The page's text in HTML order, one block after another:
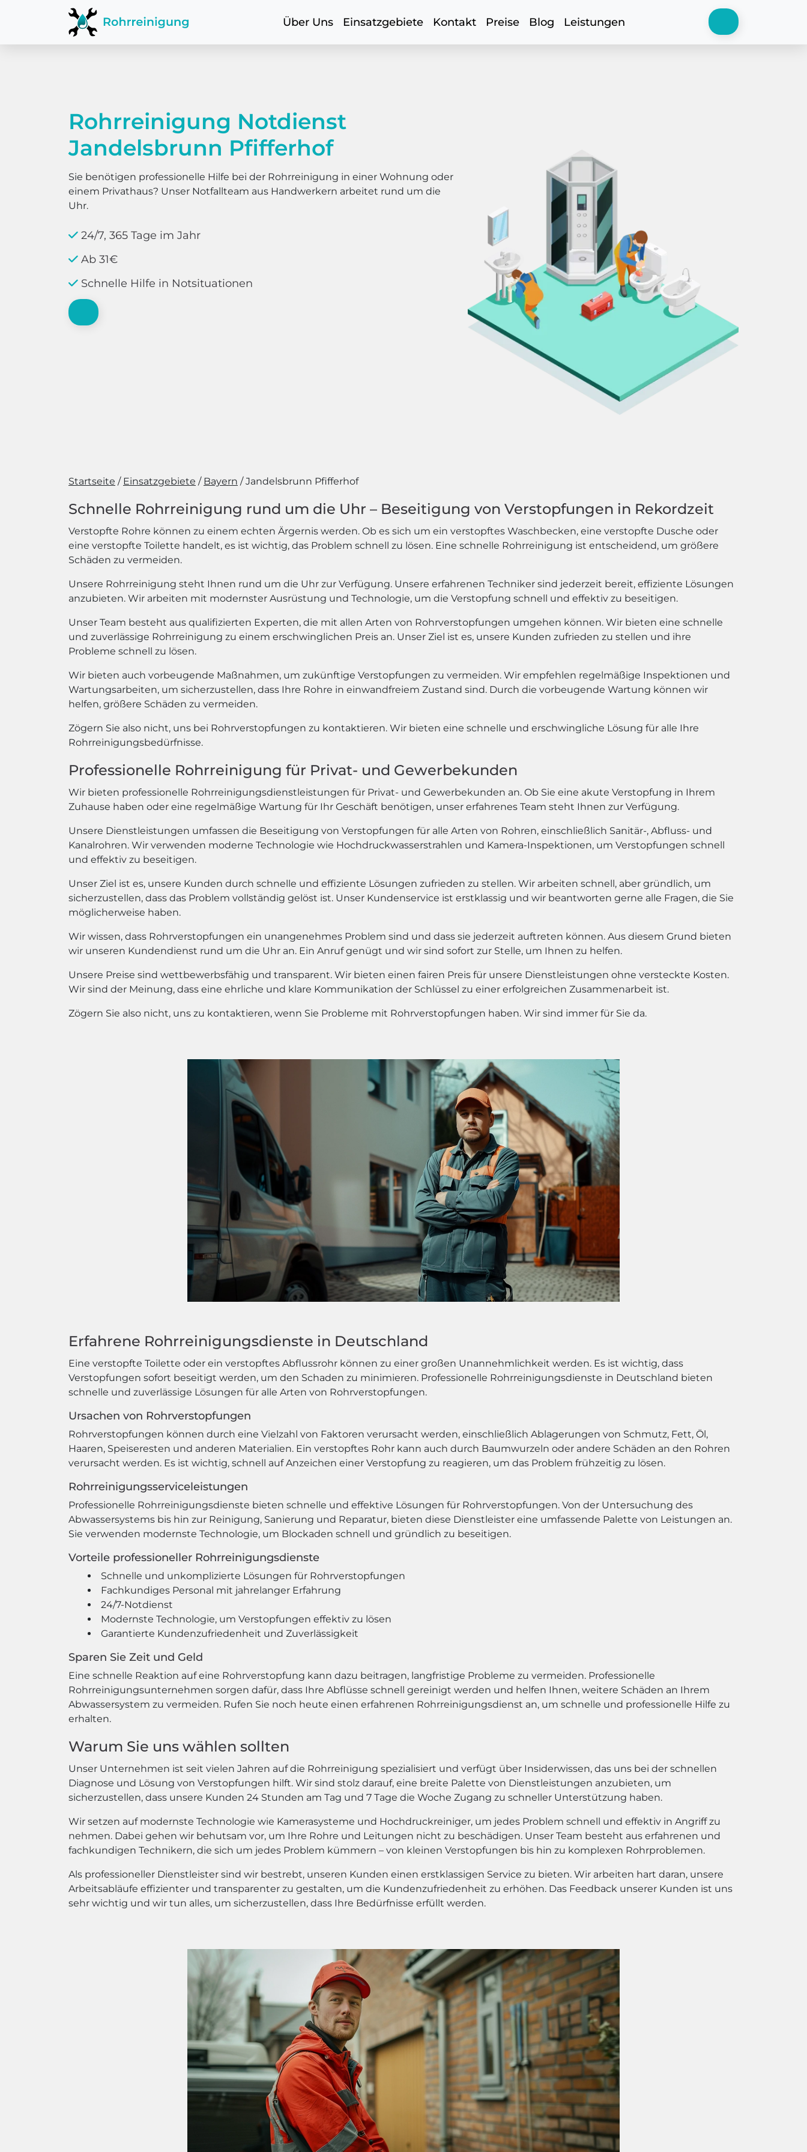
Über Uns Einsatzgebiete Kontakt Preise Blog Leistungen
Rohrreinigung Notdienst
Jandelsbrunn Pfifferhof
Sie benötigen professionelle Hilfe bei der Rohrreinigung in einer Wohnung oder
einem Privathaus? Unser Notfallteam aus Handwerkern arbeitet rund um die
Uhr.
24/7, 365 Tage im Jahr
Ab 31€
Schnelle Hilfe in Notsituationen
Startseite Einsatzgebiete Bayern Jandelsbrunn Pfifferhof
Schnelle Rohrreinigung rund um die Uhr – Beseitigung von Verstopfungen in Rekordzeit
Verstopfte Rohre können zu einem echten Ärgernis werden. Ob es sich um ein verstopftes Waschbecken, eine verstopfte Dusche oder
eine verstopfte Toilette handelt, es ist wichtig, das Problem schnell zu lösen. Eine schnelle Rohrreinigung ist entscheidend, um größere
Schäden zu vermeiden.
Unsere Rohrreinigung steht Ihnen rund um die Uhr zur Verfügung. Unsere erfahrenen Techniker sind jederzeit bereit, effiziente Lösungen
anzubieten. Wir arbeiten mit modernster Ausrüstung und Technologie, um die Verstopfung schnell und effektiv zu beseitigen.
Unser Team besteht aus qualifizierten Experten, die mit allen Arten von Rohrverstopfungen umgehen können. Wir bieten eine schnelle
und zuverlässige Rohrreinigung zu einem erschwinglichen Preis an. Unser Ziel ist es, unsere Kunden zufrieden zu stellen und ihre
Probleme schnell zu lösen.
Wir bieten auch vorbeugende Maßnahmen, um zukünftige Verstopfungen zu vermeiden. Wir empfehlen regelmäßige Inspektionen und
Wartungsarbeiten, um sicherzustellen, dass Ihre Rohre in einwandfreiem Zustand sind. Durch die vorbeugende Wartung können wir
helfen, größere Schäden zu vermeiden.
Zögern Sie also nicht, uns bei Rohrverstopfungen zu kontaktieren. Wir bieten eine schnelle und erschwingliche Lösung für alle Ihre
Rohrreinigungsbedürfnisse.
Professionelle Rohrreinigung für Privat- und Gewerbekunden
Wir bieten professionelle Rohrreinigungsdienstleistungen für Privat- und Gewerbekunden an. Ob Sie eine akute Verstopfung in Ihrem
Zuhause haben oder eine regelmäßige Wartung für Ihr Geschäft benötigen, unser erfahrenes Team steht Ihnen zur Verfügung.
Unsere Dienstleistungen umfassen die Beseitigung von Verstopfungen für alle Arten von Rohren, einschließlich Sanitär-, Abfluss- und
Kanalrohren. Wir verwenden moderne Technologie wie Hochdruckwasserstrahlen und Kamera-Inspektionen, um Verstopfungen schnell
und effektiv zu beseitigen.
Unser Ziel ist es, unsere Kunden durch schnelle und effiziente Lösungen zufrieden zu stellen. Wir arbeiten schnell, aber gründlich, um
sicherzustellen, dass das Problem vollständig gelöst ist. Unser Kundenservice ist erstklassig und wir beantworten gerne alle Fragen, die Sie
möglicherweise haben.
Wir wissen, dass Rohrverstopfungen ein unangenehmes Problem sind und dass sie jederzeit auftreten können. Aus diesem Grund bieten
wir unseren Kundendienst rund um die Uhr an. Ein Anruf genügt und wir sind sofort zur Stelle, um Ihnen zu helfen.
Unsere Preise sind wettbewerbsfähig und transparent. Wir bieten einen fairen Preis für unsere Dienstleistungen ohne versteckte Kosten.
Wir sind der Meinung, dass eine ehrliche und klare Kommunikation der Schlüssel zu einer erfolgreichen Zusammenarbeit ist.
Zögern Sie also nicht, uns zu kontaktieren, wenn Sie Probleme mit Rohrverstopfungen haben. Wir sind immer für Sie da.
Erfahrene Rohrreinigungsdienste in Deutschland
Eine verstopfte Toilette oder ein verstopftes Abflussrohr können zu einer großen Unannehmlichkeit werden. Es ist wichtig, dass
Verstopfungen sofort beseitigt werden, um den Schaden zu minimieren. Professionelle Rohrreinigungsdienste in Deutschland bieten
schnelle und zuverlässige Lösungen für alle Arten von Rohrverstopfungen.
Ursachen von Rohrverstopfungen
Rohrverstopfungen können durch eine Vielzahl von Faktoren verursacht werden, einschließlich Ablagerungen von Schmutz, Fett, Öl,
Haaren, Speiseresten und anderen Materialien. Ein verstopftes Rohr kann auch durch Baumwurzeln oder andere Schäden an den Rohren
verursacht werden. Es ist wichtig, schnell auf Anzeichen einer Verstopfung zu reagieren, um das Problem frühzeitig zu lösen.
Rohrreinigungsserviceleistungen
Professionelle Rohrreinigungsdienste bieten schnelle und effektive Lösungen für Rohrverstopfungen. Von der Untersuchung des
Abwassersystems bis hin zur Reinigung, Sanierung und Reparatur, bieten diese Dienstleister eine umfassende Palette von Leistungen an.
Sie verwenden modernste Technologie, um Blockaden schnell und gründlich zu beseitigen.
Vorteile professioneller Rohrreinigungsdienste
Schnelle und unkomplizierte Lösungen für Rohrverstopfungen
Fachkundiges Personal mit jahrelanger Erfahrung
24/7-Notdienst
Modernste Technologie, um Verstopfungen effektiv zu lösen
Garantierte Kundenzufriedenheit und Zuverlässigkeit
Sparen Sie Zeit und Geld
Eine schnelle Reaktion auf eine Rohrverstopfung kann dazu beitragen, langfristige Probleme zu vermeiden. Professionelle
Rohrreinigungsunternehmen sorgen dafür, dass Ihre Abflüsse schnell gereinigt werden und helfen Ihnen, weitere Schäden an Ihrem
Abwassersystem zu vermeiden. Rufen Sie noch heute einen erfahrenen Rohrreinigungsdienst an, um schnelle und professionelle Hilfe zu
erhalten.
Warum Sie uns wählen sollten
Unser Unternehmen ist seit vielen Jahren auf die Rohrreinigung spezialisiert und verfügt über Insiderwissen, das uns bei der schnellen
Diagnose und Lösung von Verstopfungen hilft. Wir sind stolz darauf, eine breite Palette von Dienstleistungen anzubieten, um
sicherzustellen, dass unsere Kunden 24 Stunden am Tag und 7 Tage die Woche Zugang zu schneller Unterstützung haben.
Wir setzen auf modernste Technologie wie Kamerasysteme und Hochdruckreiniger, um jedes Problem schnell und effektiv in Angriff zu
nehmen. Dabei gehen wir behutsam vor, um Ihre Rohre und Leitungen nicht zu beschädigen. Unser Team besteht aus erfahrenen und
fachkundigen Technikern, die sich um jedes Problem kümmern – von kleinen Verstopfungen bis hin zu komplexen Rohrproblemen.
Als professioneller Dienstleister sind wir bestrebt, unseren Kunden einen erstklassigen Service zu bieten. Wir arbeiten hart daran, unsere
Arbeitsabläufe effizienter und transparenter zu gestalten, um die Kundenzufriedenheit zu erhöhen. Das Feedback unserer Kunden ist uns
sehr wichtig und wir tun alles, um sicherzustellen, dass Ihre Bedürfnisse erfüllt werden.